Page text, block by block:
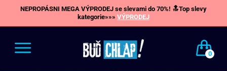
NEPROPÁSNI MEGA VÝPRODEJ se slevami do 70%! 🔝Top slevy
kategorie»»» VÝPRODEJ
0